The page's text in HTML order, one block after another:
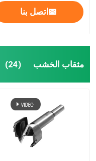
اتصل بنا
مثقاب الخشب (24)